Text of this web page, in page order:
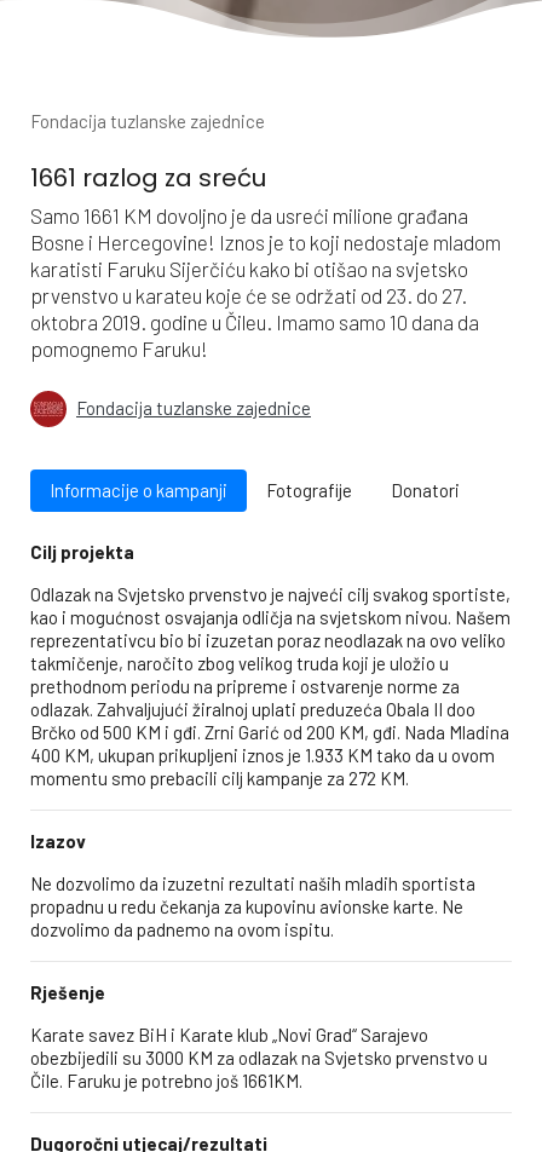
Fondacija tuzlanske zajednice
1661 razlog za sreću
Samo 1661 KM dovoljno je da usreći milione građana
Bosne i Hercegovine! Iznos je to koji nedostaje mladom
karatisti Faruku Sijerčiću kako bi otišao na svjetsko
prvenstvo u karateu koje će se održati od 23. do 27.
oktobra 2019. godine u Čileu. Imamo samo 10 dana da
pomognemo Faruku!
Fondacija tuzlanske zajednice
Informacije o kampanji Fotografije Donatori
Cilj projekta
Odlazak na Svjetsko prvenstvo je najveći cilj svakog sportiste,
kao i mogućnost osvajanja odličja na svjetskom nivou. Našem
reprezentativcu bio bi izuzetan poraz neodlazak na ovo veliko
takmičenje, naročito zbog velikog truda koji je uložio u
prethodnom periodu na pripreme i ostvarenje norme za
odlazak. Zahvaljujući žiralnoj uplati preduzeća Obala II doo
Brčko od 500 KM i gđi. Zrni Garić od 200 KM, gđi. Nada Mladina
400 KM, ukupan prikupljeni iznos je 1.933 KM tako da u ovom
momentu smo prebacili cilj kampanje za 272 KM.
Izazov
Ne dozvolimo da izuzetni rezultati naših mladih sportista
propadnu u redu čekanja za kupovinu avionske karte. Ne
dozvolimo da padnemo na ovom ispitu.
Rješenje
Karate savez BiH i Karate klub „Novi Grad“ Sarajevo
obezbijedili su 3000 KM za odlazak na Svjetsko prvenstvo u
Čile. Faruku je potrebno još 1661KM.
Dugoročni utjecaj/rezultati